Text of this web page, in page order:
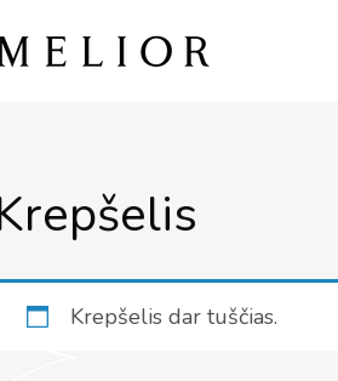
Krepšelis dar tuščias.